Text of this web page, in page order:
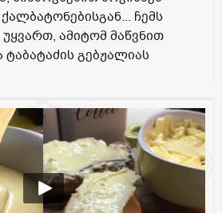
ჩემს
ამიტომ მაწვნით
გებჟალიას